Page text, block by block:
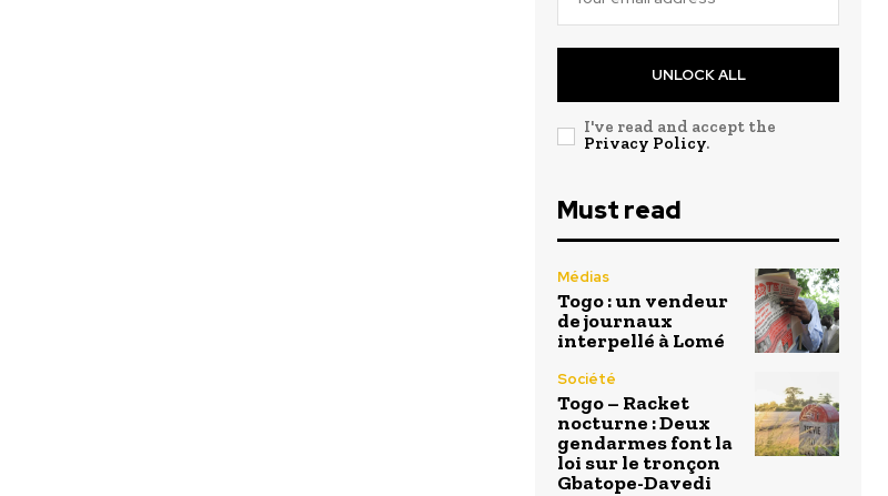
UNLOCK ALL
I've read and accept the
Privacy Policy.
Must read
Médias
Togo : un vendeur
de journaux
interpellé à Lomé
Société
Togo – Racket
nocturne : Deux
gendarmes font la
loi sur le tronçon
Gbatope-Davedi